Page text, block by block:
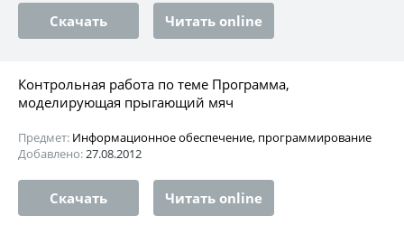
Скачать Читать online
Контрольная работа по теме Программа,
моделирующая прыгающий мяч
Предмет: Информационное обеспечение, программирование
Добавлено:27.08.2012
Скачать Читать online